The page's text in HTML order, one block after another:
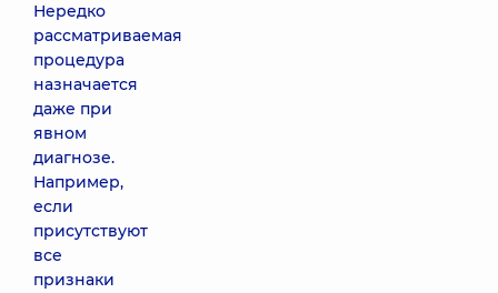
Нередко
рассматриваемая
процедура
назначается
даже при
явном
диагнозе.
Например,
если
присутствуют
все
признаки